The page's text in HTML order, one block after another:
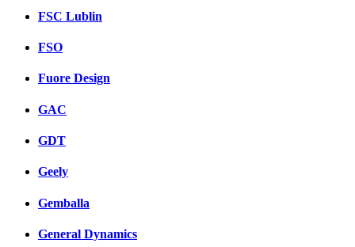
FSC Lublin
FSO
Fuore Design
GAC
GDT
Geely
Gemballa
General Dynamics